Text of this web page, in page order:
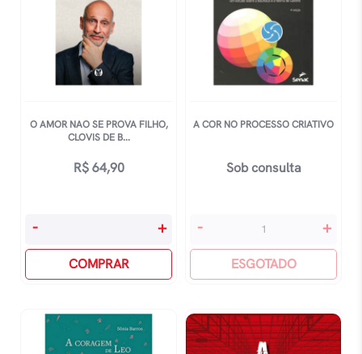
quantidade
O AMOR NAO SE PROVA FILHO,
CLOVIS DE B...
R$64,90
O
Se
Filho,
Clovis
- +
COMPRAR
A COR NO PROCESSO CRIATIVO
Sob consulta
Processo
quantidade
- +
ESGOTADO